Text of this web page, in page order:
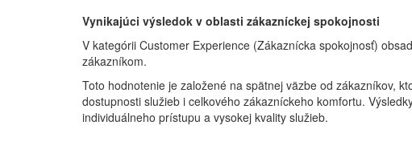
Vynikajúci výsledok v oblasti zákazníckej spokojnosti
V kategórii Customer Experience (Zákaznícka spokojnosť)
zákazníkom.
Toto hodnotenie je založené na spätnej väzbe od zákazníkov,
dostupnosti služieb i celkového zákazníckeho komfortu.
individuálneho prístupu a vysokej kvality služieb.